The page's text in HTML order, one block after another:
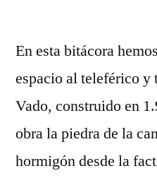
En esta bitácora
espacio al teleférico y
Vado, construido en
obra la piedra de la
hormigón desde la